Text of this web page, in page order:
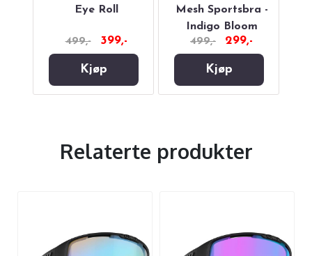
Eye Roll
499,- 399,-
Kjøp
Mesh Sportsbra -
Indigo Bloom
499,-
299,-
Kjøp
Relaterte produkter